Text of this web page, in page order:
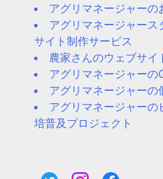
アグリマネージャーの
アグリマネージャー
サイト制作サービス
農家さんのウェブサイ
アグリマネージャーの
アグリマネージャーの
アグリマネージャー
培普及プロジェクト